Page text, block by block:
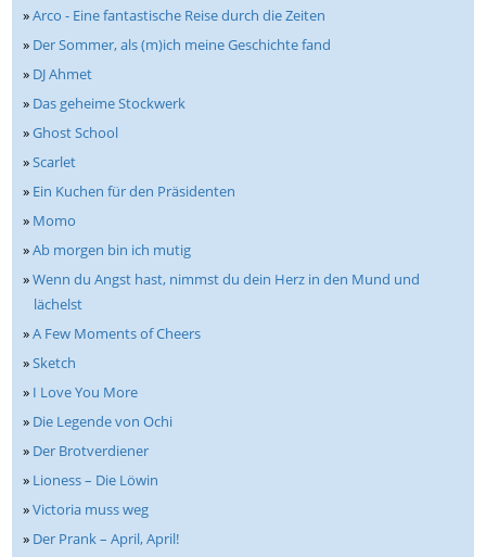
»Arco - Eine fantastische Reise durch die Zeiten
» Der Sommer, als (m)ich meine Geschichte fand
» DJ Ahmet
» Das geheime Stockwerk
»Ghost School
»Scarlet
» Ein Kuchen für den Präsidenten
» Momo
»Ab morgen bin ich mutig
»Wenn du Angst hast, nimmst du dein Herz in den Mund und
lächelst
»A Few Moments of Cheers
»Sketch
» I Love You More
» Die Legende von Ochi
» Der Brotverdiener
» Lioness – Die Löwin
»Victoria muss weg
» Der Prank – April, April!